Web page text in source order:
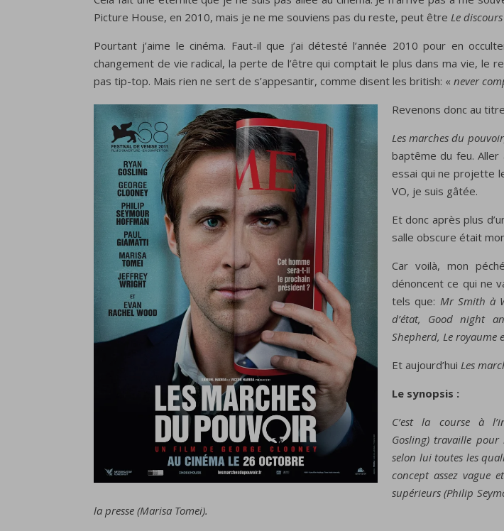
Picture House, en 2010, mais je ne me souviens pas du reste, peut être Le
Pourtant j’aime le cinéma. Faut-il que j’ai détesté l’année 2010 pour en
changement de vie radical, la perte de l’être qui comptait le plus dans ma vie, le
pas tip-top. Mais rien ne sert de s’appesantir, comme disent les british: « never
Revenons donc au
Les marches du
baptême du feu. Aller
essai qui ne projette
VO, je suis gâtée.
Et donc après plus
salle obscure était
Car voilà, mon
dénoncent ce qui ne
tels que: Mr Smith à
d’état, Good night
Shepherd, Le royaume
Et aujourd’hui Les
Le synopsis :
C’est la course à
Gosling) travaille pour
selon lui toutes les
concept assez vague
supérieurs (Philip
la presse (Marisa Tomei).